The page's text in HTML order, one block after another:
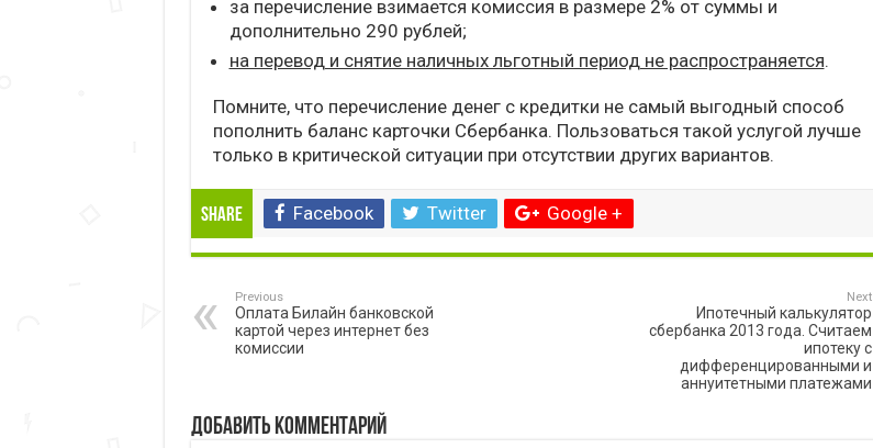
за перечисление взимается комиссия в размере 2% от суммы и
дополнительно 290 рублей;
на перевод и снятие наличных льготный период не распространяется.
Помните, что перечисление денег с кредитки не самый выгодный способ
пополнить баланс карточки Сбербанка. Пользоваться такой услугой лучше
только в критической ситуации при отсутствии других вариантов.
Share Facebook Twitter Google +
Previous
Оплата Билайн банковской
картой через интернет без
комиссии
Next
Ипотечный калькулятор
сбербанка 2013 года. Считаем
ипотеку с
дифференцированными и
аннуитетными платежами
Добавить комментарий